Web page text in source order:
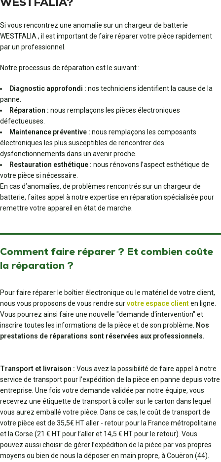
Si vous rencontrez une anomalie sur un chargeur de batterie
WESTFALIA , il est important de faire réparer votre pièce rapidement
par un professionnel.
Notre processus de réparation est le suivant :
Diagnostic approfondi : nos techniciens identifient la cause de la
panne.
Réparation : nous remplaçons les pièces électroniques
défectueuses.
Maintenance préventive : nous remplaçons les composants
électroniques les plus susceptibles de rencontrer des
dysfonctionnements dans un avenir proche.
Restauration esthétique : nous rénovons l’aspect esthétique de
votre pièce si nécessaire.
En cas d’anomalies, de problèmes rencontrés sur un chargeur de
batterie, faites appel à notre expertise en réparation spécialisée pour
remettre votre appareil en état de marche.
Comment faire réparer ? Et combien coûte
la réparation ?
Pour faire réparer le boîtier électronique ou le matériel de votre client,
nous vous proposons de vous rendre survotre espace clienten ligne.
Vous pourrez ainsi faire une nouvelle "demande d'intervention" et
inscrire toutes les informations de la pièce et de son problème. Nos
prestations de réparations sont réservées aux professionnels.
Transport et livraison : Vous avez la possibilité de faire appel à notre
service de transport pour l’expédition de la pièce en panne depuis votre
entreprise. Une fois votre demande validée par notre équipe, vous
recevrez une étiquette de transport à coller sur le carton dans lequel
vous aurez emballé votre pièce. Dans ce cas, le coût de transport de
votre pièce est de 35,5€ HT aller - retour pour la France métropolitaine
et la Corse (21 € HT pour l’aller et 14,5 € HT pour le retour). Vous
pouvez aussi choisir de gérer l’expédition de la pièce par vos propres
moyens ou bien de nous la déposer en main propre, à Couëron (44).